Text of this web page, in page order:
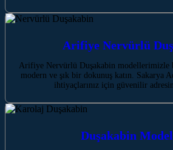
Arifiye Nervürlü
Arifiye Nervürlü Duşakabin modellerimizle
modern ve şık bir dokunuş katın. Sakarya
ihtiyaçlarınız için güvenilir
Duşakabin